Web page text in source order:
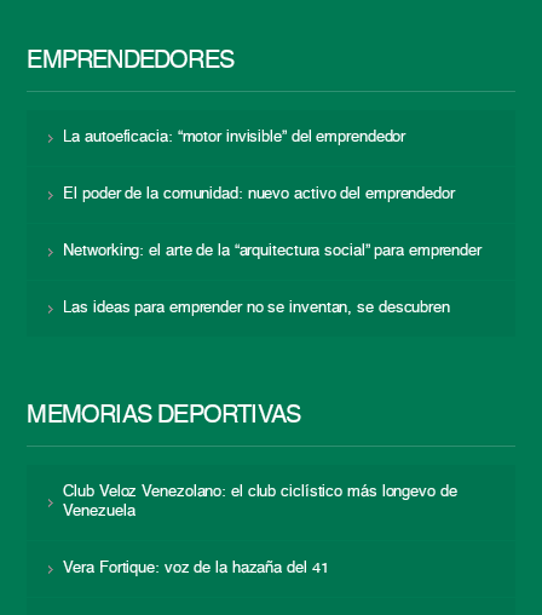
EMPRENDEDORES
La autoeficacia: “motor invisible” del emprendedor
El poder de la comunidad: nuevo activo del emprendedor
Networking: el arte de la “arquitectura social” para emprender
Las ideas para emprender no se inventan, se descubren
MEMORIAS DEPORTIVAS
Club Veloz Venezolano: el club ciclístico más longevo de
Venezuela
Vera Fortique: voz de la hazaña del 41